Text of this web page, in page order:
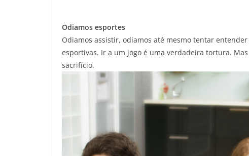
Odiamos esportes
Odiamos assistir, odiamos até mesmo tentar
esportivas. Ir a um jogo é uma verdadeira tortura.
sacrifício.